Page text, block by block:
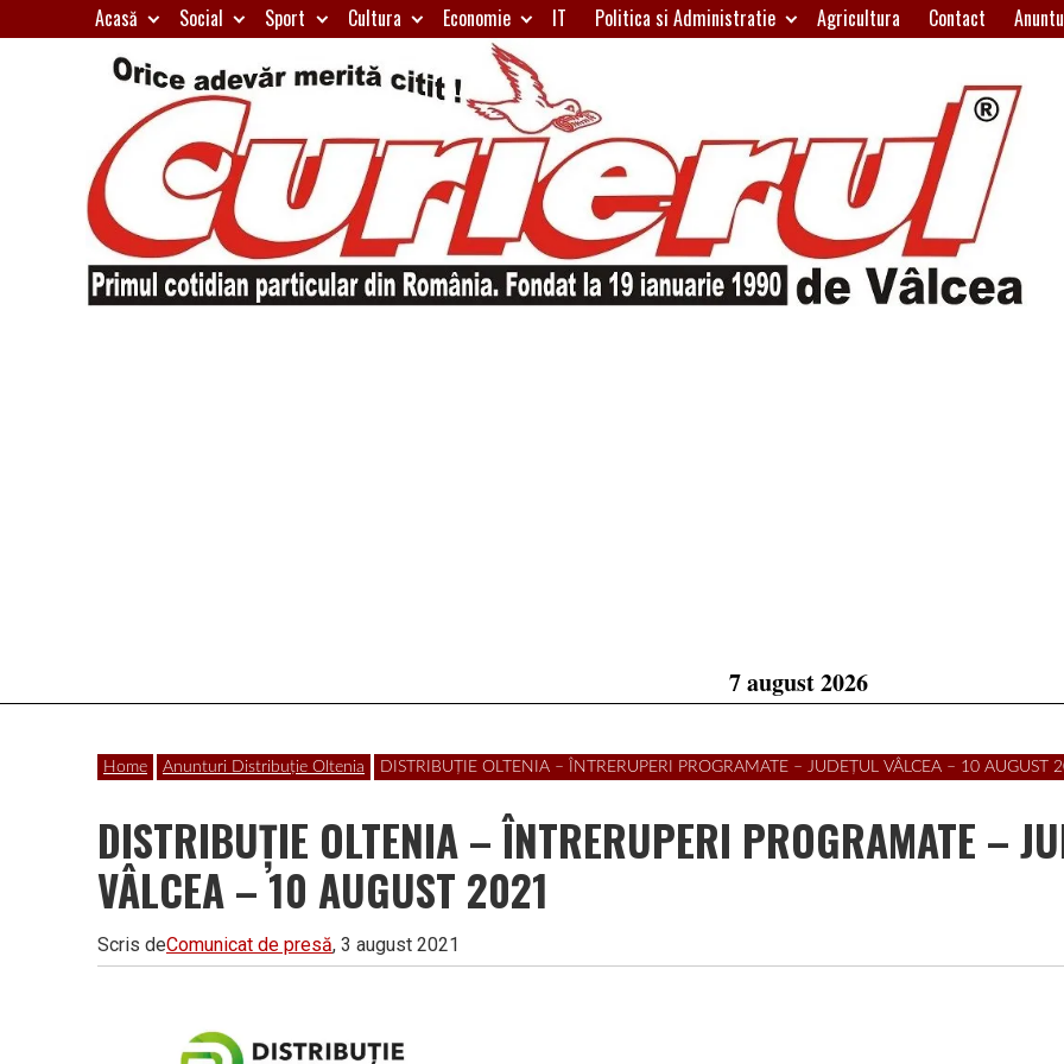
to
Acasă Social Sport Cultura Economie IT Politica si Administratie Agricultura Contact
7 august 2026
Home Anunturi Distribuție Oltenia DISTRIBUȚIE OLTENIA – ÎNTRERUPERI PROGRAMATE – JUDEȚUL VÂLCEA – 10 AUGUST
DISTRIBUȚIE OLTENIA – ÎNTRERUPERI PROGRAMATE –
VÂLCEA – 10 AUGUST 2021
Scris deComunicat de presă, 3 august 2021